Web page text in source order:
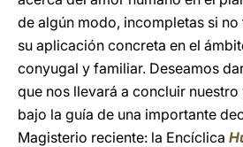
de algún modo, incompletas si
su aplicación concreta en el
conyugal y familiar. Deseamos
que nos llevará a concluir
bajo la guía de una importante
Magisterio reciente: la Encíclica